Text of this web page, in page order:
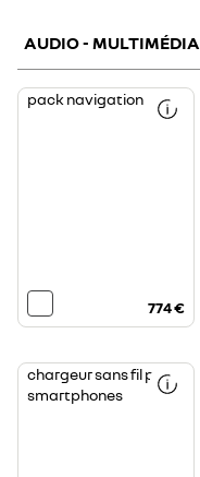
AUDIO - MULTIMÉDIA
pack navigation
774 €
chargeur sans fil pour
smartphones